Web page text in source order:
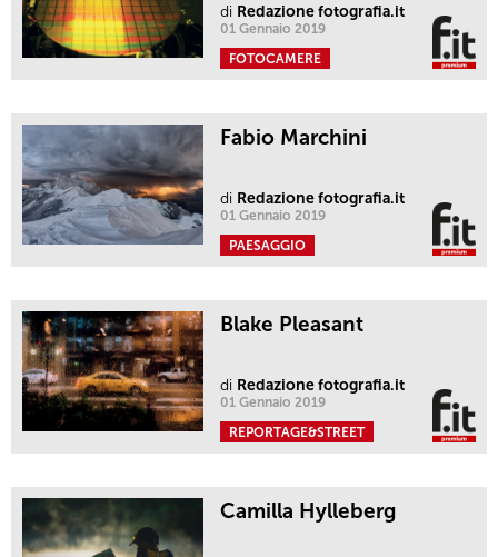
di Redazione fotografia.it
01 Gennaio 2019
FOTOCAMERE
Fabio Marchini
di Redazione fotografia.it
01 Gennaio 2019
PAESAGGIO
Blake Pleasant
di Redazione fotografia.it
01 Gennaio 2019
REPORTAGE&STREET
Camilla Hylleberg